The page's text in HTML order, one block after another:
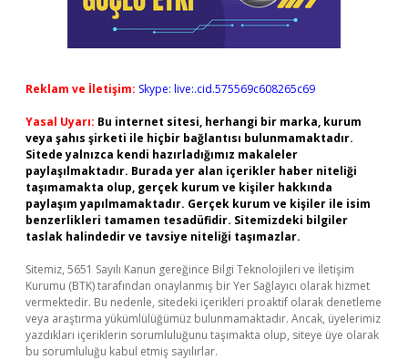
Reklam ve İletişim: Skype: live:.cid.575569c608265c69
Yasal Uyarı: Bu internet sitesi, herhangi bir marka, kurum
veya şahıs şirketi ile hiçbir bağlantısı bulunmamaktadır.
Sitede yalnızca kendi hazırladığımız makaleler
paylaşılmaktadır. Burada yer alan içerikler haber niteliği
taşımamakta olup, gerçek kurum ve kişiler hakkında
paylaşım yapılmamaktadır. Gerçek kurum ve kişiler ile isim
benzerlikleri tamamen tesadüfidir. Sitemizdeki bilgiler
taslak halindedir ve tavsiye niteliği taşımazlar.
Sitemiz, 5651 Sayılı Kanun gereğince Bilgi Teknolojileri ve İletişim
Kurumu (BTK) tarafından onaylanmış bir Yer Sağlayıcı olarak hizmet
vermektedir. Bu nedenle, sitedeki içerikleri proaktif olarak denetleme
veya araştırma yükümlülüğümüz bulunmamaktadır. Ancak, üyelerimiz
yazdıkları içeriklerin sorumluluğunu taşımakta olup, siteye üye olarak
bu sorumluluğu kabul etmiş sayılırlar.